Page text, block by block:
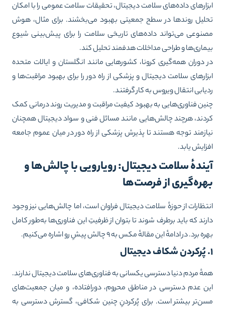
داده‌های سلامت دیجیتال، تحقیقات سلامت عمومی را با امکان
روندها در سطح جمعیتی بهبود می‌بخشند. برای مثال، هوش
می‌تواند داده‌های تاریخی سلامت را برای پیش‌بینی شیوع
و طراحی مداخلات هدفمند تحلیل کند.
دوران همه‌گیری کرونا، کشورهایی مانند انگلستان و ایالات متحده
سلامت دیجیتال و پزشکی از راه دور را برای بهبود مراقبت‌ها و
انتقال ویروس به کار گرفتند.
فناوری‌هایی به بهبود کیفیت مراقبت و مدیریت روند درمانی کمک
هرچند چالش‌هایی مانند مسائل فنی و سواد دیجیتال همچنان
توجه هستند تا پذیرش پزشکی از راه دور در میان عموم جامعه
یابد.
سلامت دیجیتال: رویارویی با چالش‌ها و
از فرصت‌ها
از حوزهٔ سلامت دیجیتال فراوان است، اما چالش‌هایی نیز وجود
که باید برطرف شوند تا بتوان از ظرفیتِ این فناوری‌ها به‌طور کامل
برد. در ادامهٔ این مقالهٔ مکس به ۹ چالش پیشِ رو اشاره می‌کنیم.
مردم دنیا دسترسی یکسانی به فناوری‌های سلامت دیجیتال ندارند.
عدم دسترسی در مناطق محروم، دورافتاده، و میان جمعیت‌های
بیشتر است. برای پُرکردنِ چنین شکافی، گسترش دسترسی به